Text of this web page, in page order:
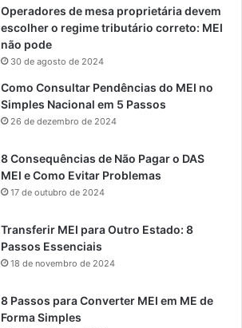
Operadores de mesa proprietária devem
escolher o regime tributário correto: MEI
não pode
30 de agosto de 2024
Como Consultar Pendências do MEI no
Simples Nacional em 5 Passos
26 de dezembro de 2024
8 Consequências de Não Pagar o DAS
MEI e Como Evitar Problemas
17 de outubro de 2024
Transferir MEI para Outro Estado: 8
Passos Essenciais
18 de novembro de 2024
8 Passos para Converter MEI em ME de
Forma Simples